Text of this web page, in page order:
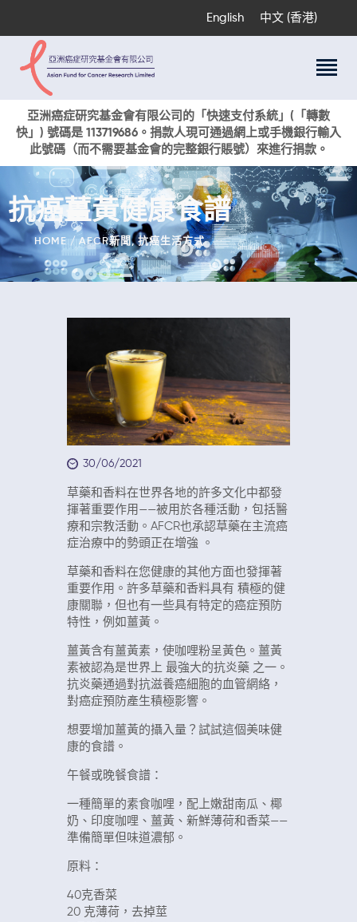
English 中文 (香港)
亞洲癌症研究基金會有限公司的「快速支付系統」(「轉數
快」) 號碼是 113719686。捐款人現可通過網上或手機銀行輸入
此號碼（而不需要基金會的完整銀行賬號）來進行捐款。
抗癌薑黃健康食譜
HOME AFCR新聞,抗癌生活方式
關於我們
科研項目
活動與獎項
新聞
捐款支持
現在捐贈
30/06/2021
草藥和香料在世界各地的許多文化中都發
揮著重要作用——被用於各種活動，包括醫
療和宗教活動。AFCR也承認草藥在主流癌
症治療中的勢頭正在增強 。
草藥和香料在您健康的其他方面也發揮著
重要作用。許多草藥和香料具有 積極的健
康關聯，但也有一些具有特定的癌症預防
特性，例如薑黃。
薑黃含有薑黃素，使咖哩粉呈黃色。薑黃
素被認為是世界上 最強大的抗炎藥 之一。
抗炎藥通過對抗滋養癌細胞的血管網絡，
對癌症預防產生積極影響。
想要增加薑黃的攝入量？試試這個美味健
康的食譜。
午餐或晚餐食譜：
一種簡單的素食咖哩，配上嫩甜南瓜、椰
奶、印度咖哩、薑黃、新鮮薄荷和香菜——
準備簡單但味道濃郁。
原料：
40克香菜
20 克薄荷，去掉莖